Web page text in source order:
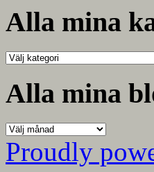
Alla mina
Alla
kategorier
Alla mina
Alla
mina
bloggmånader
Proudly